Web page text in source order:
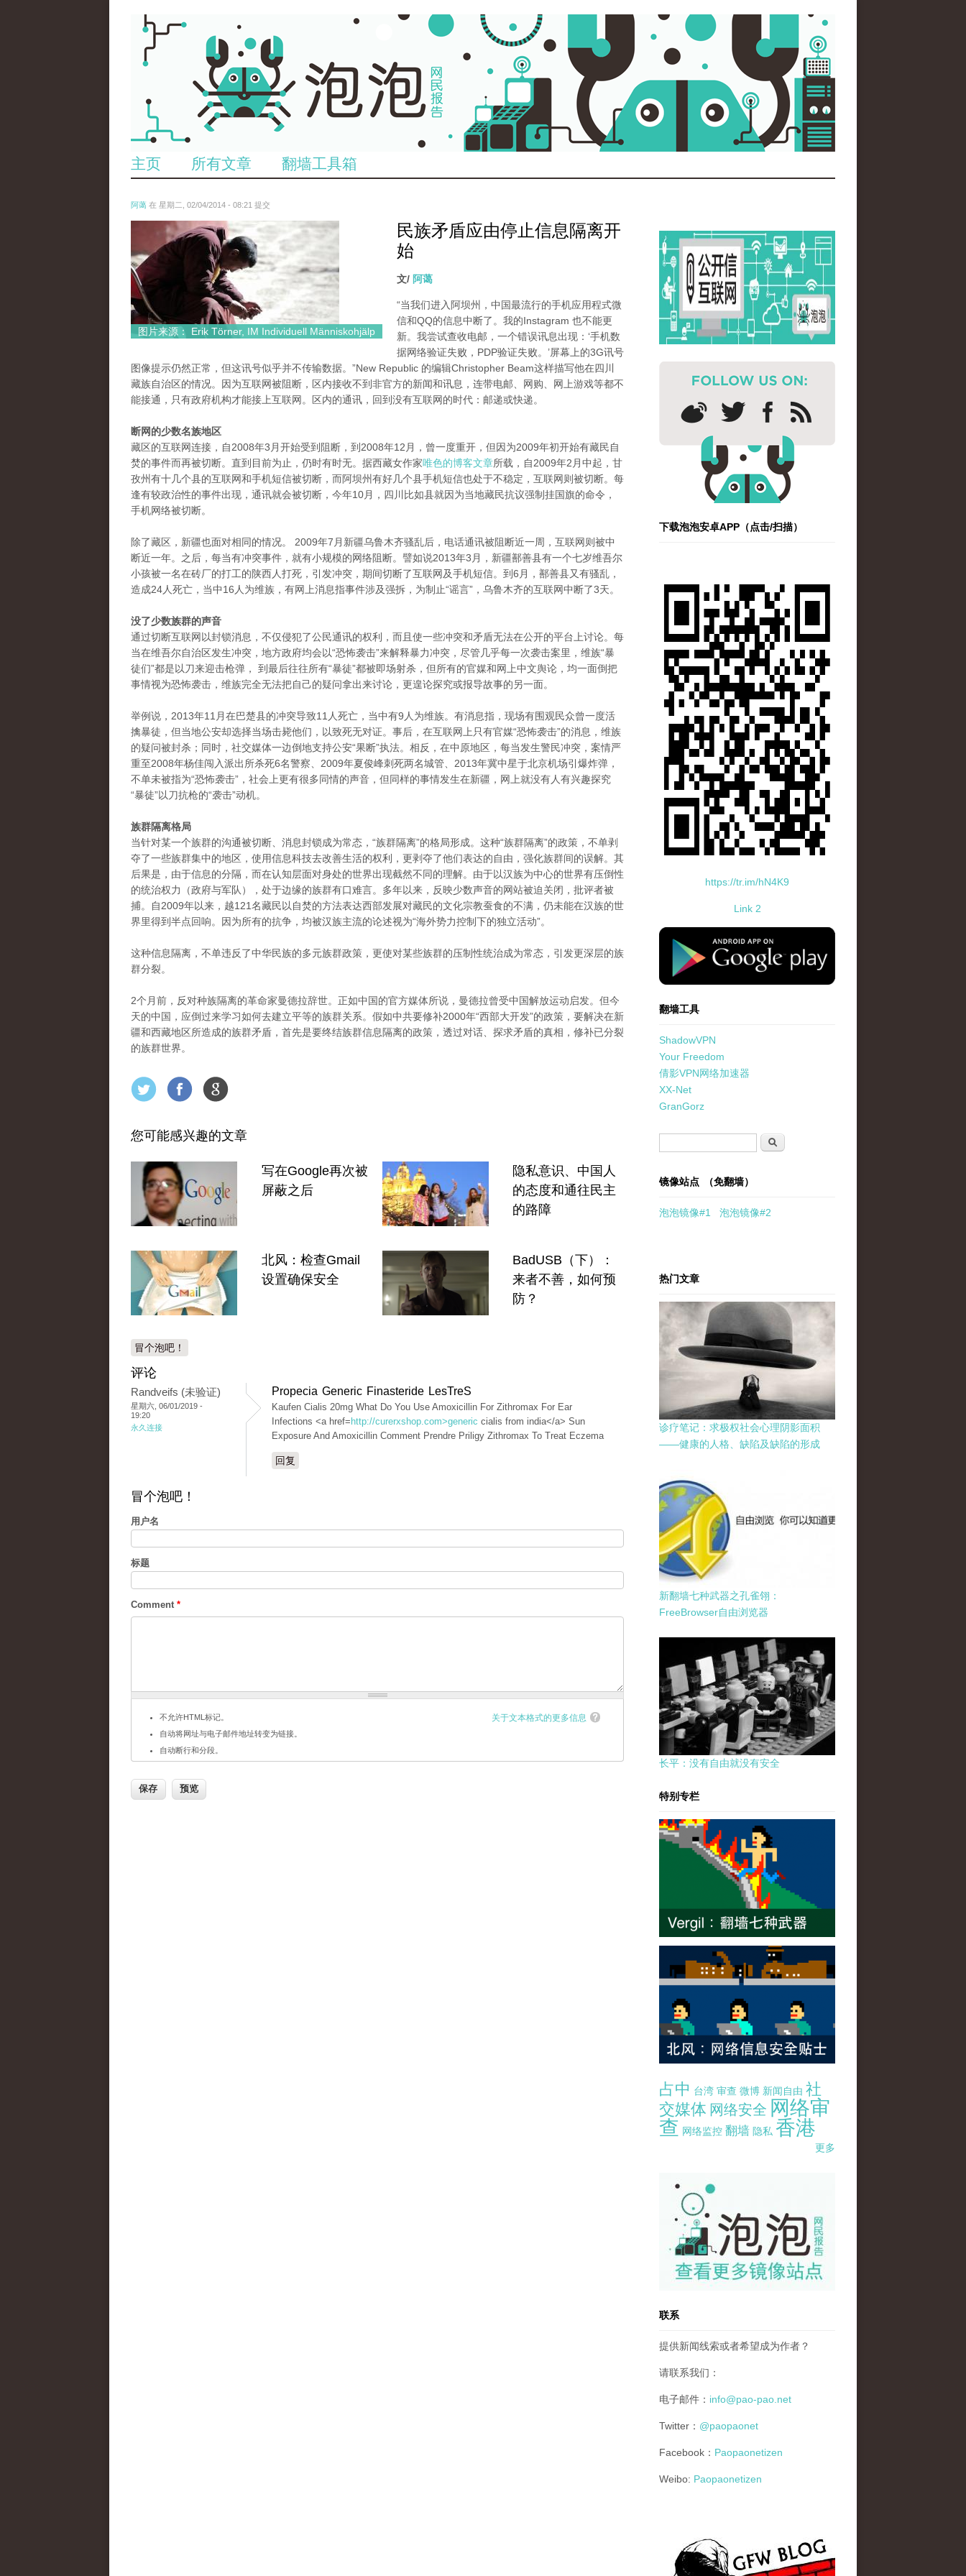
主页 所有文章 翻墙工具箱
阿蔼 在 星期二, 02/04/2014 - 08:21 提交
5377458439_800051910e_z.jpg
图片来源： Erik Törner, IM Individuell Människohjälp
民族矛盾应由停止信息隔离开
始
文/ 阿蔼
“当我们进入阿坝州，中国最流行的手机应用程式微
信和QQ的信息中断了。我的Instagram 也不能更
新。我尝试查收电邮，一个错误讯息出现：‘手机数
据网络验证失败，PDP验证失败。’屏幕上的3G讯号
图像提示仍然正常，但这讯号似乎并不传输数据。”New Republic 的编辑Christopher Beam这样描写他在四川
藏族自治区的情况。因为互联网被阻断，区内接收不到非官方的新闻和讯息，连带电邮、网购、网上游戏等都不
能接通，只有政府机构才能接上互联网。区内的通讯，回到没有互联网的时代：邮递或快递。
断网的少数名族地区
藏区的互联网连接，自2008年3月开始受到阻断，到2008年12月，曾一度重开，但因为2009年初开始有藏民自
焚的事件而再被切断。直到目前为止，仍时有时无。据西藏女作家唯色的博客文章所载，自2009年2月中起，甘
孜州有十几个县的互联网和手机短信被切断，而阿坝州有好几个县手机短信也处于不稳定，互联网则被切断。每
逢有较政治性的事件出现，通讯就会被切断，今年10月，四川比如县就因为当地藏民抗议强制挂国旗的命令，
手机网络被切断。
除了藏区，新疆也面对相同的情况。 2009年7月新疆乌鲁木齐骚乱后，电话通讯被阻断近一周，互联网则被中
断近一年。之后，每当有冲突事件，就有小规模的网络阻断。譬如说2013年3月，新疆鄯善县有一个七岁维吾尔
小孩被一名在砖厂的打工的陕西人打死，引发冲突，期间切断了互联网及手机短信。到6月，鄯善县又有骚乱，
造成24人死亡，当中16人为维族，有网上消息指事件涉及强拆，为制止“谣言”，乌鲁木齐的互联网中断了3天。
没了少数族群的声音
通过切断互联网以封锁消息，不仅侵犯了公民通讯的权利，而且使一些冲突和矛盾无法在公开的平台上讨论。每
当在维吾尔自治区发生冲突，地方政府均会以“恐怖袭击”来解释暴力冲突，尽管几乎每一次袭击案里，维族“暴
徒们”都是以刀来迎击枪弹， 到最后往往所有“暴徒”都被即场射杀，但所有的官媒和网上中文舆论，均一面倒把
事情视为恐怖袭击，维族完全无法把自己的疑问拿出来讨论，更遑论探究或报导故事的另一面。
举例说，2013年11月在巴楚县的冲突导致11人死亡，当中有9人为维族。有消息指，现场有围观民众曾一度活
擒暴徒，但当地公安却选择当场击毙他们，以致死无对证。事后，在互联网上只有官媒“恐怖袭击”的消息，维族
的疑问被封杀；同时，社交媒体一边倒地支持公安“果断”执法。相反，在中原地区，每当发生警民冲突，案情严
重至2008年杨佳闯入派出所杀死6名警察、2009年夏俊峰刺死两名城管、2013年冀中星于北京机场引爆炸弹，
不单未被指为“恐怖袭击”，社会上更有很多同情的声音，但同样的事情发生在新疆，网上就没有人有兴趣探究
“暴徒”以刀抗枪的“袭击”动机。
族群隔离格局
当针对某一个族群的沟通被切断、消息封锁成为常态，“族群隔离”的格局形成。这种“族群隔离”的政策，不单剥
夺了一些族群集中的地区，使用信息科技去改善生活的权利，更剥夺了他们表达的自由，强化族群间的误解。其
后果是，由于信息的分隔，而在认知层面对身处的世界出现截然不同的理解。由于以汉族为中心的世界有压倒性
的统治权力（政府与军队），处于边缘的族群有口难言。多年以来，反映少数声音的网站被迫关闭，批评者被
捕。自2009年以来，越121名藏民以自焚的方法表达西部发展对藏民的文化宗教蚕食的不满，仍未能在汉族的世
界里得到半点回响。因为所有的抗争，均被汉族主流的论述视为“海外势力控制下的独立活动”。
这种信息隔离，不单违反了中华民族的多元族群政策，更使对某些族群的压制性统治成为常态，引发更深层的族
群分裂。
2个月前，反对种族隔离的革命家曼德拉辞世。正如中国的官方媒体所说，曼德拉曾受中国解放运动启发。但今
天的中国，应倒过来学习如何去建立平等的族群关系。假如中共要修补2000年“西部大开发”的政策，要解决在新
疆和西藏地区所造成的族群矛盾，首先是要终结族群信息隔离的政策，透过对话、探求矛盾的真相，修补已分裂
的族群世界。
您可能感兴趣的文章
写在Google再次被
屏蔽之后
隐私意识、中国人
的态度和通往民主
的路障
北风：检查Gmail
设置确保安全
BadUSB（下）：
来者不善，如何预
防？
冒个泡吧！
评论
Randveifs (未验证)
星期六, 06/01/2019 -
19:20
永久连接
Propecia Generic Finasteride LesTreS
Kaufen Cialis 20mg What Do You Use Amoxicillin For Zithromax For Ear
Infections <a href= http://curerxshop.com>generic cialis from india</a> Sun
Exposure And Amoxicillin Comment Prendre Priligy Zithromax To Treat Eczema
回复
冒个泡吧！
用户名
标题
Comment *
关于文本格式的更多信息
不允许HTML标记。
自动将网址与电子邮件地址转变为链接。
自动断行和分段。
下载泡泡安卓APP（点击/扫描）
https://tr.im/hN4K9
Link 2
standard-icon-googleplay-app-store.png
翻墙工具
ShadowVPN
Your Freedom
倩影VPN网络加速器
XX-Net
GranGorz
搜索
镜像站点 （免翻墙）
泡泡镜像#1 泡泡镜像#2
热门文章
诊疗笔记：求极权社会心理阴影面积
——健康的人格、缺陷及缺陷的形成
新翻墙七种武器之孔雀翎：
FreeBrowser自由浏览器
长平：没有自由就没有安全
特别专栏
占中 台湾 审查 微博 新闻自由 社
交媒体 网络安全 网络审
查 网络监控 翻墙 隐私 香港
更多
pao-pao-banner-mirror-site-120814.jpg
联系
提供新闻线索或者希望成为作者？
请联系我们：
电子邮件： info@pao-pao.net
Twitter： @paopaonet
Facebook： Paopaonetizen
Weibo: Paopaonetizen
gfw_blog_small.jpg